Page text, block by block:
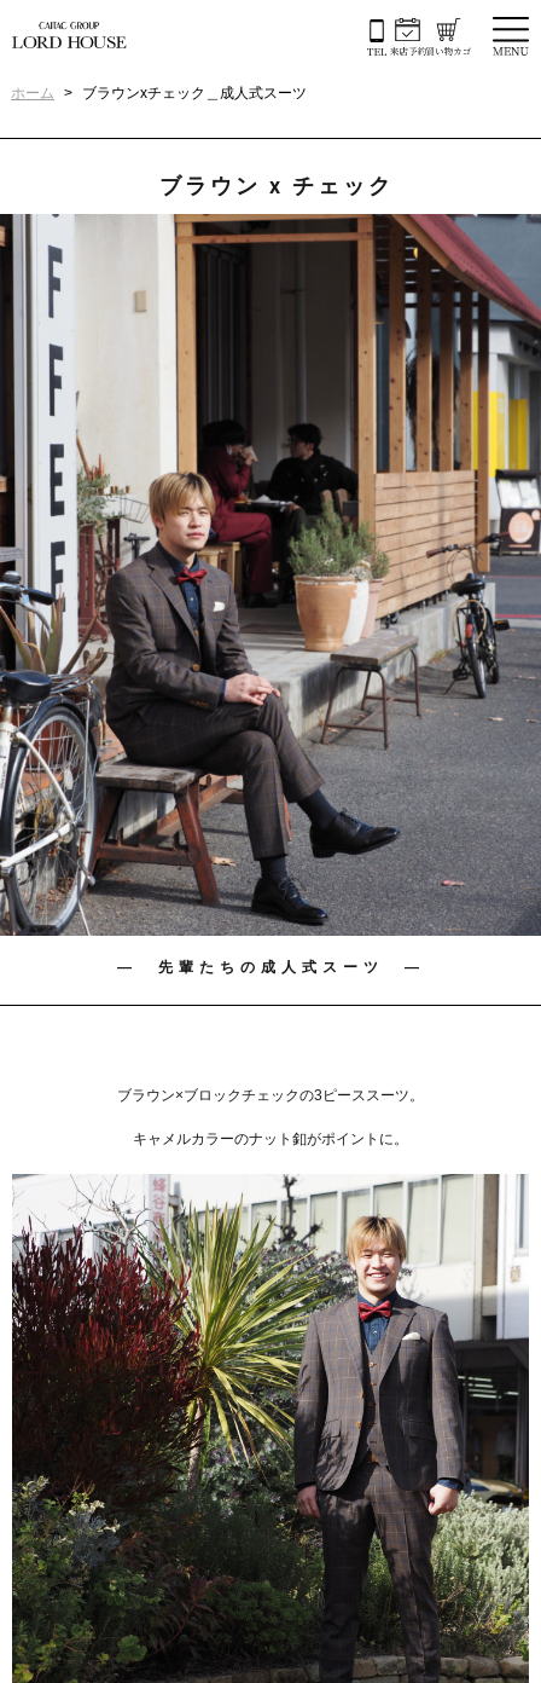
ホーム ブラウンxチェック＿成人式スーツ
ブラウン x チェック
― 先輩たちの成人式スーツ ―
ブラウン×ブロックチェックの3ピーススーツ。
キャメルカラーのナット釦がポイントに。